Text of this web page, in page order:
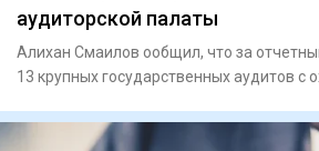
аудиторской палаты
Алихан Смаилов ообщил, что за
13 крупных государственных аудитов с